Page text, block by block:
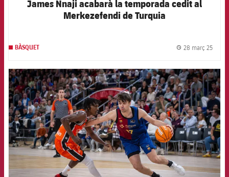
James Nnaji acabarà la temporada cedit al
Merkezefendi de Turquia
BÀSQUET 28 març 25
FCB Barcelona badge